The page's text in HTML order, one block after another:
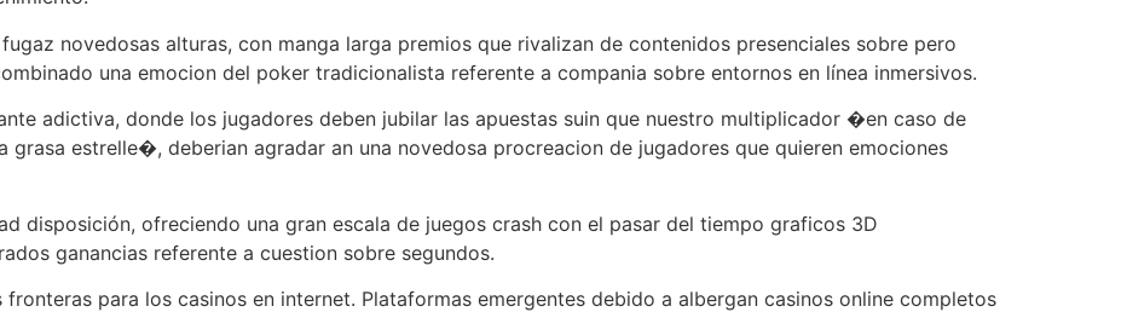
novedosas alturas, con manga larga premios que rivalizan de contenidos presenciales sobre pero
una emocion del poker tradicionalista referente a compania sobre entornos en lí­nea inmersivos.
adictiva, donde los jugadores deben jubilar las apuestas suin que nuestro multiplicador �en caso de
grasa estrelle�, deberian agradar an una novedosa procreacion de jugadores que quieren emociones
disposición, ofreciendo una gran escala de juegos crash con el pasar del tiempo graficos 3D
ganancias referente a cuestion sobre segundos.
para los casinos en internet. Plataformas emergentes debido a albergan casinos online completos